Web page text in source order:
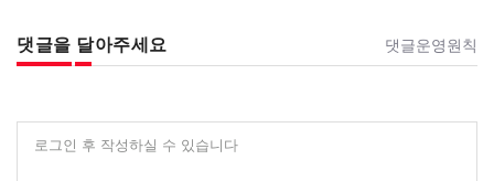
댓글을 달아주세요 댓글운영원칙
로그인 후 작성하실 수 있습니다